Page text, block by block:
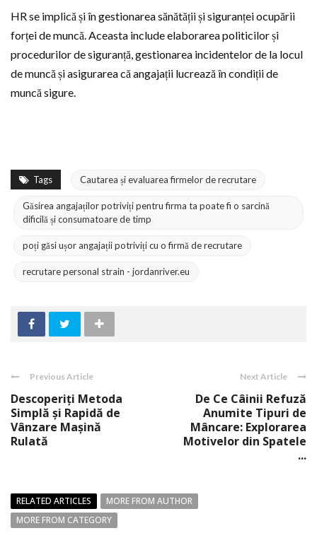
HR se implică și în gestionarea sănătății și siguranței ocupării
forței de muncă. Aceasta include elaborarea politicilor și
procedurilor de siguranță, gestionarea incidentelor de la locul
de muncă și asigurarea că angajații lucrează în condiții de
muncă sigure.
Tags Cautarea și evaluarea firmelor de recrutare
Găsirea angajaților potriviți pentru firma ta poate fi o sarcină
dificilă și consumatoare de timp
poți găsi ușor angajații potriviți cu o firmă de recrutare
recrutare personal strain - jordanriver.eu
Previous Article
Descoperiți Metoda
Simplă și Rapidă de
Vânzare Mașină
Rulată
Next Article
De Ce Câinii Refuză
Anumite Tipuri de
Mâncare: Explorarea
Motivelor din Spatele
...
RELATED ARTICLES
MORE FROM AUTHOR
MORE FROM CATEGORY